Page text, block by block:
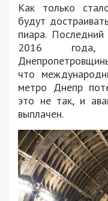
Как только
будут
пиара.
2016 года,
что
метро Днепр
это не так, и
выплачен.